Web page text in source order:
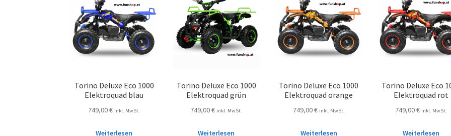
Torino Deluxe Eco 1000
Elektroquad blau
749,00€ inkl. MwSt.
Weiterlesen
Torino Deluxe Eco 1000
Elektroquad grün
749,00€ inkl. MwSt.
Weiterlesen
Torino Deluxe Eco 1000
Elektroquad orange
749,00€ inkl. MwSt.
Weiterlesen
Torino Deluxe Eco
Elektroquad rot
749,00€ inkl. MwSt.
Weiterlesen